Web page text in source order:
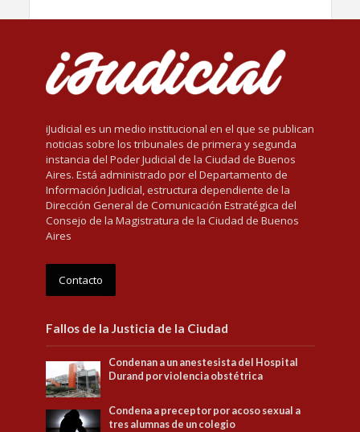
iJudicial es un medio institucional en el que se publican
noticias sobre los tribunales de primera y segunda
instancia del Poder Judicial de la Ciudad de Buenos
Aires. Está administrado por el Departamento de
Información Judicial, estructura dependiente de la
Dirección General de Comunicación Estratégica del
Consejo de la Magistratura de la Ciudad de Buenos
Aires
Contacto
Fallos de la Justicia de la Ciudad
Condenan a un anestesista del Hospital
Durand por violencia obstétrica
Condena a preceptor por acoso sexual a
tres alumnas de un colegio